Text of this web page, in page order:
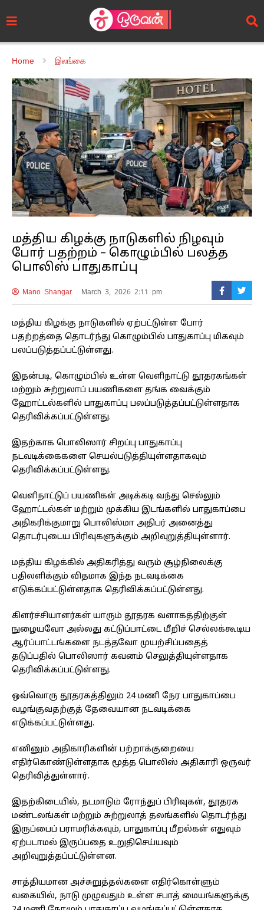
Home இலங்கை
மத்திய கிழக்கு நாடுகளில் நிழவும்
போர் பதற்றம் – கொழும்பில் பலத்த
பொலிஸ் பாதுகாப்பு
Mano Shangar March 3, 2026 2:11 pm
மத்திய கிழக்கு நாடுகளில் ஏற்பட்டுள்ள போர்
பதற்றத்தை தொடர்ந்து கொழும்பில் பாதுகாப்பு மிகவும்
பலப்படுத்தப்பட்டுள்ளது.
இதன்படி, கொழும்பில் உள்ள வெளிநாட்டு தூதரகங்கள்
மற்றும் சுற்றுலாப் பயணிகளை தங்க வைக்கும்
ஹோட்டல்களில் பாதுகாப்பு பலப்படுத்தப்பட்டுள்ளதாக
தெரிவிக்கப்பட்டுள்ளது.
இதற்காக பொலிஸார் சிறப்பு பாதுகாப்பு
நடவடிக்கைகளை செயல்படுத்தியுள்ளதாகவும்
தெரிவிக்கப்பட்டுள்ளது.
வெளிநாட்டுப் பயணிகள் அடிக்கடி வந்து செல்லும்
ஹோட்டல்கள் மற்றும் முக்கிய இடங்களில் பாதுகாப்பை
அதிகரிக்குமாறு பொலிஸ்மா அதிபர் அனைத்து
தொடர்புடைய பிரிவுகளுக்கும் அறிவுறுத்தியுள்ளார்.
மத்திய கிழக்கில் அதிகரித்து வரும் சூழ்நிலைக்கு
பதிலளிக்கும் விதமாக இந்த நடவடிக்கை
எடுக்கப்பட்டுள்ளதாக தெரிவிக்கப்பட்டுள்ளது.
கிளர்ச்சியாளர்கள் யாரும் தூதரக வளாகத்திற்குள்
நுழையவோ அல்லது கட்டுப்பாட்டை மீறிச் செல்லக்கூடிய
ஆர்ப்பாட்டங்களை நடத்தவோ முயற்சிப்பதைத்
தடுப்பதில் பொலிஸார் கவனம் செலுத்தியுள்ளதாக
தெரிவிக்கப்பட்டுள்ளது.
ஒவ்வொரு தூதரகத்திலும் 24 மணி நேர பாதுகாப்பை
வழங்குவதற்குத் தேவையான நடவடிக்கை
எடுக்கப்பட்டுள்ளது.
எனினும் அதிகாரிகளின் பற்றாக்குறையை
எதிர்கொண்டுள்ளதாக மூத்த பொலிஸ் அதிகாரி ஒருவர்
தெரிவித்துள்ளார்.
இதற்கிடையில், நடமாடும் ரோந்துப் பிரிவுகள், தூதரக
மண்டலங்கள் மற்றும் சுற்றுலாத் தலங்களில் தொடர்ந்து
இருப்பைப் பராமரிக்கவும், பாதுகாப்பு மீறல்கள் எதுவும்
ஏற்படாமல் இருப்பதை உறுதிசெய்யவும்
அறிவுறுத்தப்பட்டுள்ளன.
சாத்தியமான அச்சுறுத்தல்களை எதிர்கொள்ளும்
வகையில், நாடு முழுவதும் உள்ள சபாத் மையங்களுக்கு